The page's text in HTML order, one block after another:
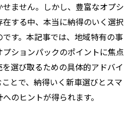
ません。しかし、豊富なオプシ
する中、本当に納得のいく選択
す。本記事では、地域特有の事
ションパックのポイントに焦点
選び取るための具体的アドバイ
とで、納得いく新車選びとスマ
のヒントが得られます。